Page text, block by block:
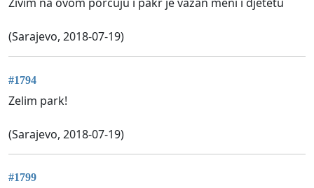
(Sarajevo, 2018-07-19)
#1794
Zelim park!
(Sarajevo, 2018-07-19)
#1799